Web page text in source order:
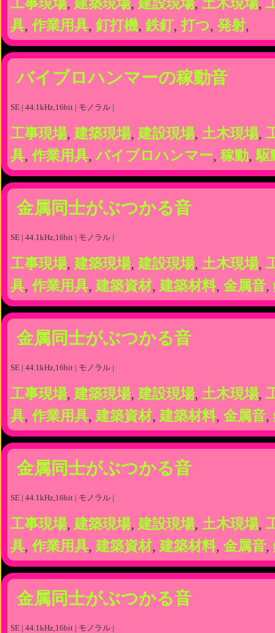
工事現場, 建築現場, 建設現場, 土木現場,
具, 作業用具, 釘打機, 鉄釘, 打つ, 発射,
バイブロハンマーの稼動音
SE | 44.1kHz,16bit | モノラル |
工事現場, 建築現場, 建設現場, 土木現場,
具, 作業用具,バイブロハンマー, 稼動,駆
金属同士がぶつかる音
SE | 44.1kHz,16bit | モノラル |
工事現場, 建築現場, 建設現場, 土木現場,
具, 作業用具, 建築資材, 建築材料, 金属音,
金属同士がぶつかる音
SE | 44.1kHz,16bit | モノラル |
工事現場, 建築現場, 建設現場, 土木現場,
具, 作業用具, 建築資材, 建築材料, 金属音,
金属同士がぶつかる音
SE | 44.1kHz,16bit | モノラル |
工事現場, 建築現場, 建設現場, 土木現場,
具, 作業用具, 建築資材, 建築材料, 金属音,
金属同士がぶつかる音
SE | 44.1kHz,16bit | モノラル |